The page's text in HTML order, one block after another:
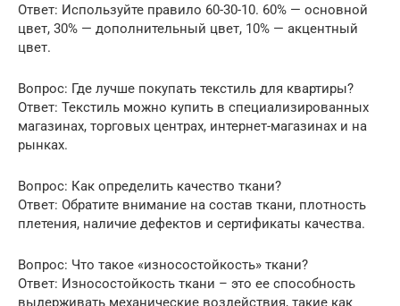
Ответ: Используйте правило 60-30-10. 60% — основной
цвет, 30% — дополнительный цвет, 10% — акцентный
цвет.
Вопрос: Где лучше покупать текстиль для квартиры?
Ответ: Текстиль можно купить в специализированных
магазинах, торговых центрах, интернет-магазинах и на
рынках.
Вопрос: Как определить качество ткани?
Ответ: Обратите внимание на состав ткани, плотность
плетения, наличие дефектов и сертификаты качества.
Вопрос: Что такое «износостойкость» ткани?
Ответ: Износостойкость ткани – это ее способность
выдерживать механические воздействия, такие как